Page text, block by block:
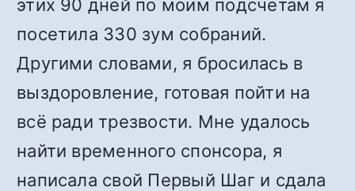
этих 90 дней по моим подсчетам я
посетила 330 зум собраний.
Другими словами, я бросилась в
выздоровление, готовая пойти на
всё ради трезвости. Мне удалось
найти временного спонсора, я
написала свой Первый Шаг и сдала